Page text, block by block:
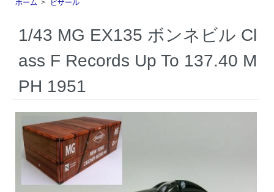
ホーム > ビザール
1/43 MG EX135 ボンネビル Cl
ass F Records Up To 137.40 M
PH 1951